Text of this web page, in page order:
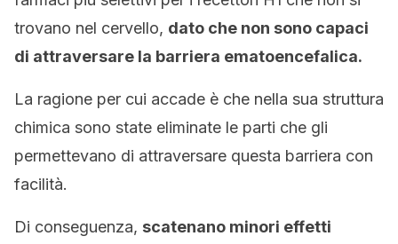
trovano nel cervello, dato che non sono capaci
di attraversare la barriera ematoencefalica.
La ragione per cui accade è che nella sua struttura
chimica sono state eliminate le parti che gli
permettevano di attraversare questa barriera con
facilità.
Di conseguenza, scatenano minori effetti